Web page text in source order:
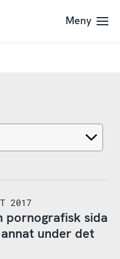
Meny
2017
pornografisk sida
under det